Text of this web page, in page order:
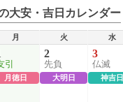
大安・吉日カレンダー
月 火 水
引
月徳日
2
先負
大明日
3
仏滅
神吉日